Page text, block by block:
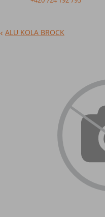
ALU KOLA BROCK